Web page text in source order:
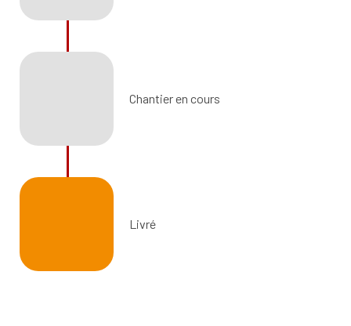
Chantier en cours
Livré